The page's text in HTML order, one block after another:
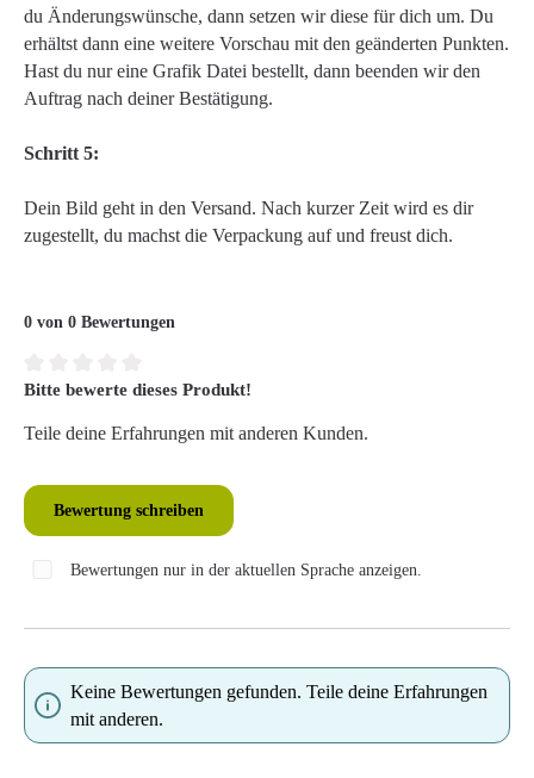
du Änderungswünsche, dann setzen wir diese für dich um. Du
erhältst dann eine weitere Vorschau mit den geänderten Punkten.
Hast du nur eine Grafik Datei bestellt, dann beenden wir den
Auftrag nach deiner Bestätigung.
Schritt 5:
Dein Bild geht in den Versand. Nach kurzer Zeit wird es dir
zugestellt, du machst die Verpackung auf und freust dich.
0 von 0 Bewertungen
Durchschnittliche Bewertung von 0 von 5 Sternen
Bitte bewerte dieses Produkt!
Teile deine Erfahrungen mit anderen Kunden.
Bewertung schreiben
Bewertungen nur in der aktuellen Sprache anzeigen.
Keine Bewertungen gefunden. Teile deine Erfahrungen
mit anderen.